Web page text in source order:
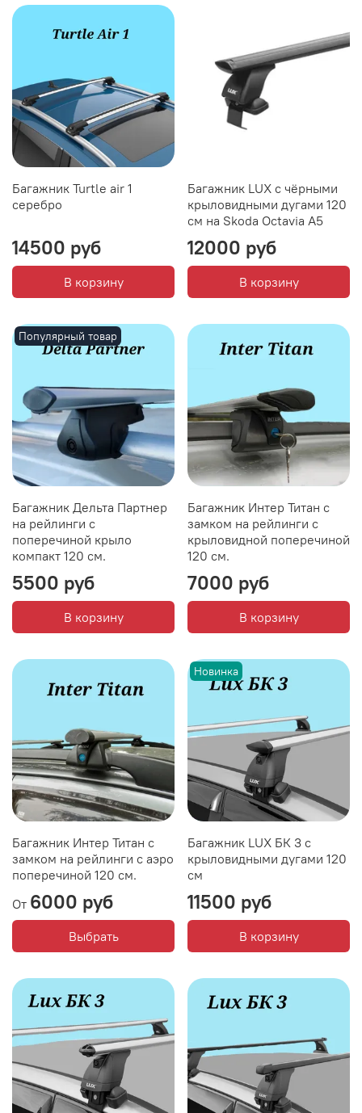
Багажник Turtle air 1
серебро
14500 руб
В корзину
Багажник LUX с чёрными
крыловидными дугами 120
см на Skoda Octavia A5
12000 руб
В корзину
Популярный товар
Багажник Дельта Партнер
на рейлинги с
поперечиной крыло
компакт 120 см.
5500 руб
В корзину
Багажник Интер Титан с
замком на рейлинги с
крыловидной поперечиной
120 см.
7000 руб
В корзину
Багажник Интер Титан с
замком на рейлинги с аэро
поперечиной 120 см.
От 6000 руб
Выбрать
Новинка
Багажник LUX БК 3 с
крыловидными дугами 120
см
11500 руб
В корзину